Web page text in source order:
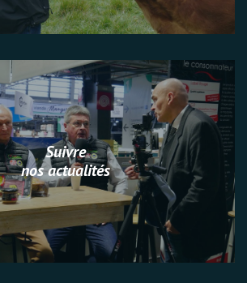
Suivre
nos actualités